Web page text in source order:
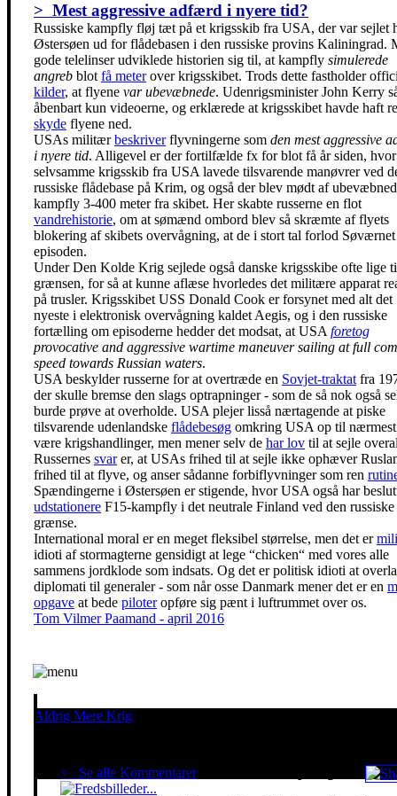
> Mest aggressive adfærd i nyere tid?
Russiske kampfly fløj tæt på et krigsskib fra USA, der var sejlet
Østersøen ud for flådebasen i den russiske provins Kaliningrad.
gode telelinser udviklede historien sig til, at kampfly simulerede
angreb blot få meterover krigsskibet. Trods dette fastholder
kilder, at flyene var ubevæbnede. Udenrigsminister John Kerry
åbenbart kun videoerne, og erklærede at krigsskibet havde haft
skyde flyene ned.
USAs militærbeskriverflyvningerne som den mest aggressive
i nyere tid. Alligevel er der fortilfælde fx for blot få år siden, hvor
selvsamme krigsskib fra USA lavede tilsvarende manøvrer ved
russiske flådebase på Krim, og også der blev mødt af
kampfly 3-400 meter fra skibet. Her skabte russerne en flot
vandrehistorie, om at sømænd ombord blev så skræmte af flyets
blokering af skibets overvågning, at de i stort tal forlod
episoden.
Under Den Kolde Krig sejlede også danske krigsskibe ofte lige
grænsen, for så at kunne aflæse hvorledes det militære apparat
på trusler. Krigsskibet USS Donald Cook er forsynet med alt det
nyeste i elektronisk overvågning kaldet Aegis, og i den russiske
fortælling om episoderne hedder det modsat, at USA foretog
provocative and aggressive wartime maneuver sailing at full
speed towards Russian waters.
USA beskylder russerne for at overtræde en Sovjet-traktat fra
der skulle bremse den slags optrapninger - som de så nok også
burde prøve at overholde. USA plejer lisså nærtagende at piske
tilsvarende udenlandske flådebesøg omkring USA op til
være krigshandlinger, men mener selv de har lov til at sejle
Russernes svarer, at USAs frihed til at sejle ikke ophæver
frihed til at flyve, og anser sådanne forbiflyvninger som ren
Spændingerne i Østersøen er stigende, hvor USA også har
udstationere F15-kampfly i det neutrale Finland ved den russiske
grænse.
International moral er en meget fleksibel størrelse, men det er
idioti af stormagterne gensidigt at lege “chicken“ med vores alle
sammens jordklode som indsats. Og det er politisk idioti at
diplomati til generaler - som når osse Danmark mener det er en
opgave at bede piloteropføre sig pænt i luftrummet over os.
Tom Vilmer Paamand - april 2016
Aldrig Mere Krig
< Se alle KommentarerRed klimaet - stop krigen!